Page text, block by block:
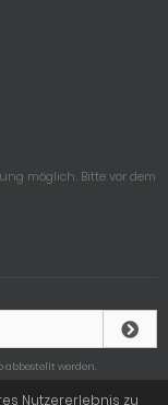
möglich. Bitte vor dem
abbestellt werden.
Nutzererlebnis zu